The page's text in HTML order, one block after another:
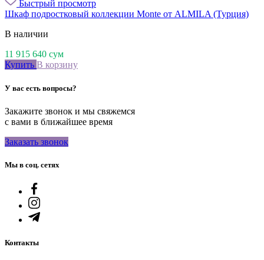
Быстрый просмотр
Шкаф подростковый коллекции Monte от ALMILA (Турция)
В наличии
11 915 640 сум
Купить В корзину
У вас есть вопросы?
Закажите звонок и мы свяжемся
с вами в ближайшее время
Заказать звонок
Мы в соц. сетях
Контакты